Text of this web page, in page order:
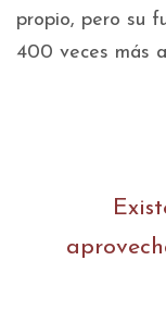
propio, pero su
400 veces más